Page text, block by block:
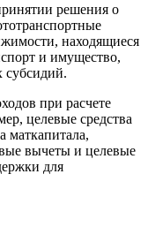
решения о
находящиеся
и имущество,
субсидий.
при расчете
целевые средства
маткапитала,
вычеты и целевые
для